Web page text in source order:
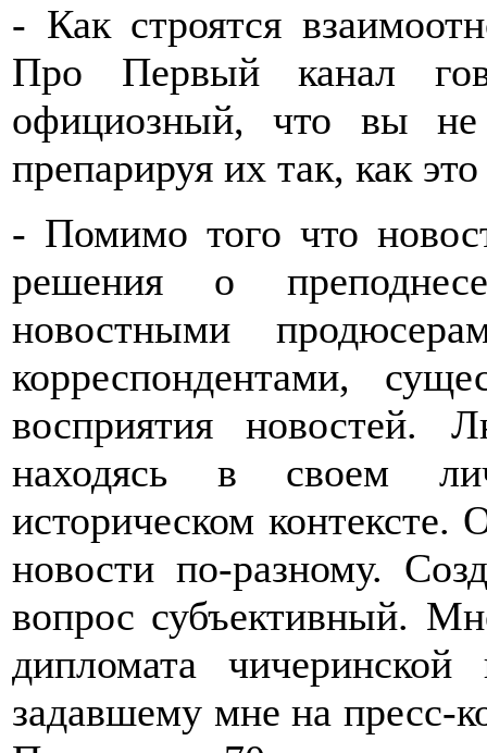
- Как строятся
Про Первый канал
официозный, что вы не
препарируя их так, как
- Помимо того что
решения о
новостными
корреспондентами,
восприятия
находясь в своем
историческом
новости по-разному.
вопрос субъективный.
дипломата
задавшему мне на пресс-